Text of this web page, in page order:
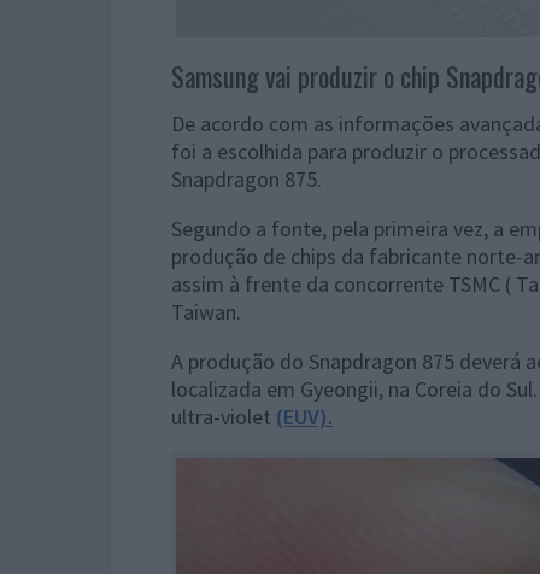
Samsung vai produzir o chip
De acordo com as informações
foi a escolhida para produzir o
Snapdragon 875.
Segundo a fonte, pela primeira vez, a
produção de chips da fabricante norte-
assim à frente da concorrente TSMC (
Taiwan.
A produção do Snapdragon 875 deverá
localizada em Gyeongii, na Coreia do
ultra-violet (EUV).